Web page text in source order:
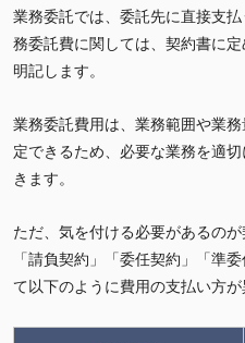
業務委託では、委託先に直接支払
務委託費に関しては、契約書に
明記します。
業務委託費用は、業務範囲や業
定できるため、必要な業務を適
きます。
ただ、気を付ける必要があるの
「請負契約」「委任契約」「準
て以下のように費用の支払い方が